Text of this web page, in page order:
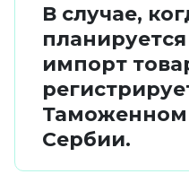
В случае,
импорт
Таможенном
Сербии.